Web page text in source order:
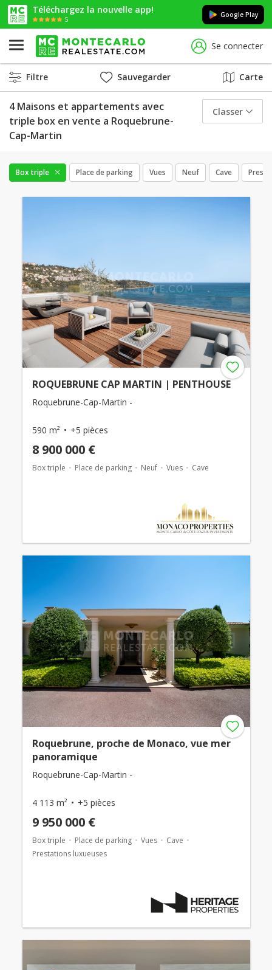
Téléchargez la nouvelle app!
5
Google Play
Se connecter
Filtre Sauvegarder Carte
4 Maisons et appartements avec
triple box en vente a Roquebrune-
Cap-Martin
Classer
Box triple Place de parking Vues Neuf Cave
ROQUEBRUNE CAP MARTIN | PENTHOUSE
Roquebrune-Cap-Martin -
590 m² +5 pièces
8 900 000 €
Box triple Place de parking Neuf Vues Cave
Roquebrune, proche de Monaco, vue mer
panoramique
Roquebrune-Cap-Martin -
4 113 m² +5 pièces
9 950 000 €
Box triple Place de parking Vues
Cave
Prestations luxueuses